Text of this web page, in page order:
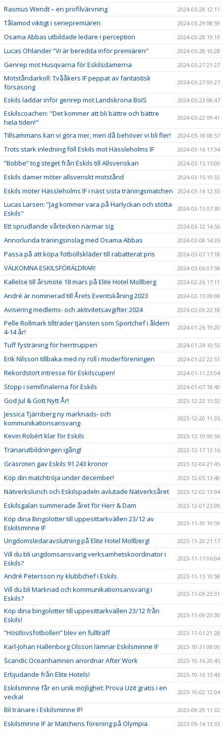
Rasmus Wendt – en profilvärvning 2024-03-29 12:11
Tålamod viktigt i seriepremiären 2024-03-29 08:59
Osama Abbas utbildade ledare i perception 2024-03-28 19:19
Lucas Ohlander ”Vi är beredda inför premiären" 2024-03-28 10:28
Genrep mot Husqvarna för Eskilsdamerna 2024-03-27 21:27
Motståndarkoll: Tvååkers IF peppat av fantastisk
försäsong
2024-03-27 09:27
Eskils laddar inför genrep mot Landskrona BoIS 2024-03-23 08:47
Eskilscoachen: "Det kommer att bli bättre och bättre
hela tiden!"
2024-03-22 09:41
Tillsammans kan vi göra mer, men då behöver vi bli fler! 2024-03-18 08:57
Trots stark inledning föll Eskils mot Hässleholms IF 2024-03-16 17:34
”Bobbe” tog steget från Eskils till Allsvenskan 2024-03-15 15:00
Eskils damer möter allsvenskt motstånd 2024-03-15 10:32
Eskils möter Hässleholms IF i näst sista träningsmatchen 2024-03-14 12:33
Lucas Larsen: ”Jag kommer vara på Harlyckan och stötta
Eskils"
2024-03-13 07:30
Ett sprudlande vårtecken närmar sig 2024-03-12 14:56
Annorlunda träningsinslag med Osama Abbas 2024-03-08 14:35
Passa på att köpa fotbollskläder till rabatterat pris 2024-03-07 17:18
VÄLKOMNA ESKILSFÖRÄLDRAR! 2024-03-06 07:58
Kallelse till årsmöte 18 mars på Elite Hotel Mollberg 2024-02-26 17:11
André är nominerad till Årets Eventskåning 2023 2024-02-15 09:08
Avisering medlems- och aktivitetsavgifter 2024 2024-02-09 22:18
Pelle Rollmark tillträder tjänsten som Sportchef i åldern
4-14 år!
2024-01-26 19:20
Tuff fysträning för herrtruppen 2024-01-24 10:55
Erik Nilsson tillbaka med ny roll i moderföreningen 2024-01-22 22:51
Rekordstort intresse för Eskilscupen! 2024-01-11 23:04
Stopp i semifinalerna för Eskils 2024-01-07 18:40
God Jul & Gott Nytt År! 2023-12-22 15:32
Jessica Tjärnberg ny marknads- och
kommunikationsansvarig
2023-12-20 11:35
Kevin Robért klar för Eskils 2023-12-19 09:56
Tränarutbildningen igång! 2023-12-17 13:16
Gräsroten gav Eskils 91 243 kronor 2023-12-06 21:45
Köp din matchtröja under december! 2023-12-05 13:40
Nätverkslunch och Eskilspadeln avlutade Nätverksåret 2023-12-02 13:04
Eskilsgalan summerade året för Herr & Dam 2023-12-01 23:09
Köp dina Bingolotter till uppesittarkvällen 23/12 av
Eskilsminne IF
2023-11-30 10:59
Ungdomsledaravslutning på Elite Hotel Mollberg! 2023-11-20 21:17
Vill du bli ungdomsansvarig verksamhetskoordinator i
Eskils?
2023-11-17 06:04
André Petersson ny klubbchef i Eskils 2023-11-15 10:58
Vill du bli Marknad och kommunikationsansvarig i
Eskils?
2023-11-09 23:31
Köp dina bingolotter till uppesittarkvällen 23/12 från
Eskils!
2023-11-09 23:30
”Höstlovsfotbollen” blev en fullträff 2023-11-01 21:28
Karl-Johan Hallenborg Olsson lämnar Eskilsminne IF 2023-10-31 08:00
Scandic Oceanhamnen anordnar After Work 2023-10-16 20:45
Erbjudande från Elite Hotels! 2023-10-16 13:43
Eskilsminne får en unik möjlighet: Prova Uzit gratis i en
vecka!
2023-10-02 12:04
Bil tränare i Eskilsminne IF! 2023-09-29 11:32
Eskilsminne IF är Matchens förening på Olympia 2023-09-14 13:33